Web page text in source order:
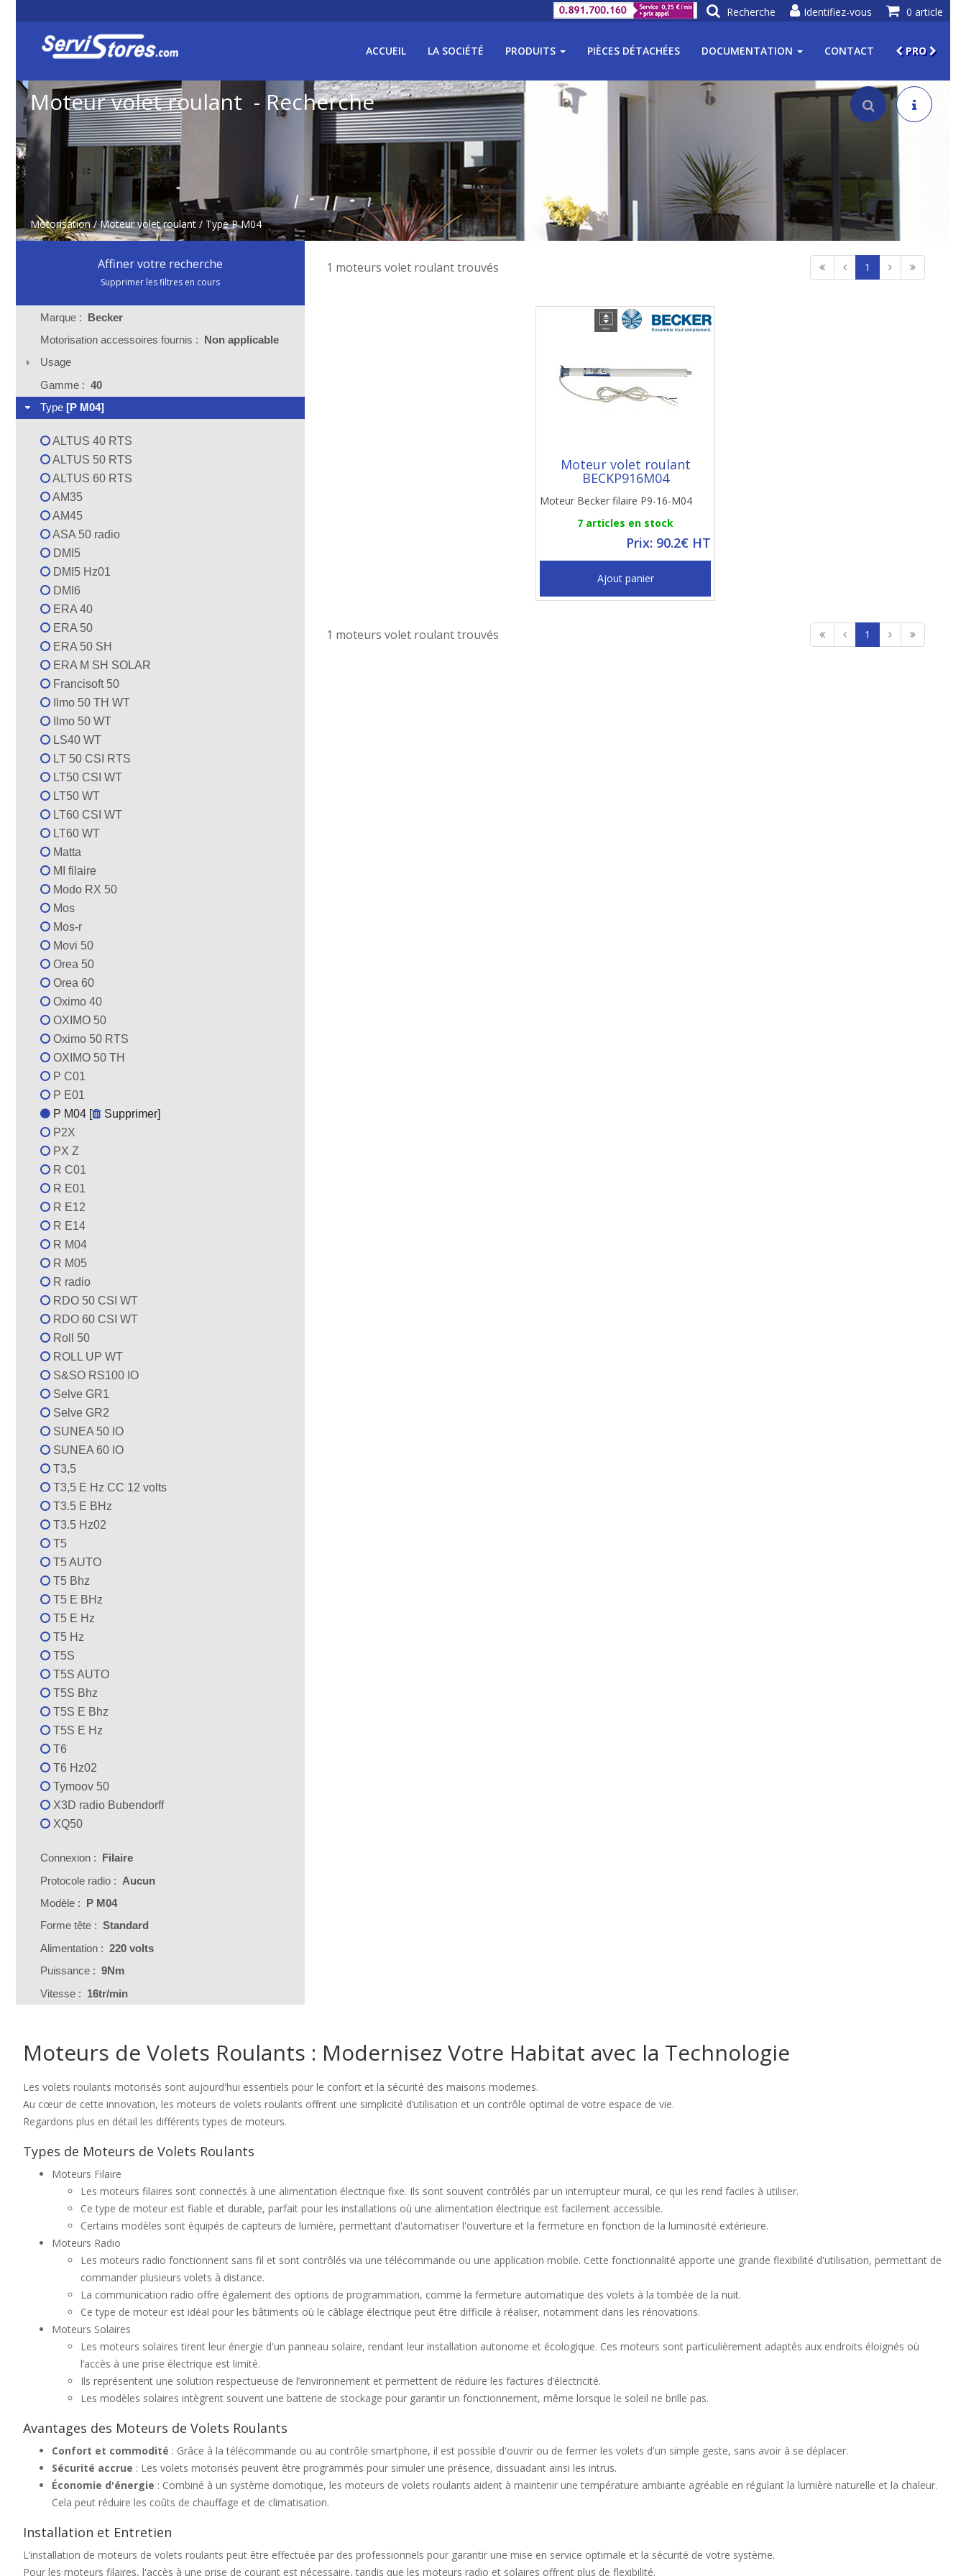
0 article
Identifiez-vous
Recherche
ACCUEIL LA SOCIÉTÉ PRODUITS PIÈCES DÉTACHÉES DOCUMENTATION CONTACT PRO
Moteur volet roulant - Recherche
Motorisation /Moteur volet roulant / Type P M04
Affiner votre recherche
Supprimer les filtres en cours
Marque : Becker
Motorisation accessoires fournis : Non applicable
Usage
Gamme : 40
Type [P M04]
ALTUS 40 RTS
ALTUS 50 RTS
ALTUS 60 RTS
AM35
AM45
ASA 50 radio
DMI5
DMI5 Hz01
DMI6
ERA 40
ERA 50
ERA 50 SH
ERA M SH SOLAR
Francisoft 50
Ilmo 50 TH WT
Ilmo 50 WT
LS40 WT
LT 50 CSI RTS
LT50 CSI WT
LT50 WT
LT60 CSI WT
LT60 WT
Matta
MI filaire
Modo RX 50
Mos
Mos-r
Movi 50
Orea 50
Orea 60
Oximo 40
OXIMO 50
Oximo 50 RTS
OXIMO 50 TH
P C01
P E01
P M04 [
Supprimer]
P2X
PX Z
R C01
R E01
R E12
R E14
R M04
R M05
R radio
RDO 50 CSI WT
RDO 60 CSI WT
Roll 50
ROLL UP WT
S&SO RS100 IO
Selve GR1
Selve GR2
SUNEA 50 IO
SUNEA 60 IO
T3,5
T3,5 E Hz CC 12 volts
T3.5 E BHz
T3.5 Hz02
T5
T5 AUTO
T5 Bhz
T5 E BHz
T5 E Hz
T5 Hz
T5S
T5S AUTO
T5S Bhz
T5S E Bhz
T5S E Hz
T6
T6 Hz02
Tymoov 50
X3D radio Bubendorff
XQ50
Connexion : Filaire
Protocole radio : Aucun
Modèle : P M04
Forme tête : Standard
Alimentation : 220 volts
Puissance : 9Nm
Vitesse : 16tr/min
1 moteurs volet roulant trouvés 1
Moteur volet roulant
BECKP916M04
Moteur Becker filaire P9-16-M04
7 articles en stock
Prix: 90.2€ HT
Ajout panier
1 moteurs volet roulant trouvés 1
Moteurs de Volets Roulants : Modernisez Votre Habitat avec la Technologie
Les volets roulants motorisés sont aujourd'hui essentiels pour le confort et la sécurité des maisons modernes.
Au cœur de cette innovation, les moteurs de volets roulants offrent une simplicité d’utilisation et un contrôle optimal de votre espace de vie.
Regardons plus en détail les différents types de moteurs.
Types de Moteurs de Volets Roulants
Moteurs Filaire
Les moteurs filaires sont connectés à une alimentation électrique fixe. Ils sont souvent contrôlés par un interrupteur mural, ce qui les rend faciles à utiliser.
Ce type de moteur est fiable et durable, parfait pour les installations où une alimentation électrique est facilement accessible.
Certains modèles sont équipés de capteurs de lumière, permettant d'automatiser l'ouverture et la fermeture en fonction de la luminosité extérieure.
Moteurs Radio
Les moteurs radio fonctionnent sans fil et sont contrôlés via une télécommande ou une application mobile. Cette fonctionnalité apporte une grande flexibilité d'utilisation, permettant de
commander plusieurs volets à distance.
La communication radio offre également des options de programmation, comme la fermeture automatique des volets à la tombée de la nuit.
Ce type de moteur est idéal pour les bâtiments où le câblage électrique peut être difficile à réaliser, notamment dans les rénovations.
Moteurs Solaires
Les moteurs solaires tirent leur énergie d'un panneau solaire, rendant leur installation autonome et écologique. Ces moteurs sont particulièrement adaptés aux endroits éloignés où
l’accès à une prise électrique est limité.
Ils représentent une solution respectueuse de l’environnement et permettent de réduire les factures d’électricité.
Les modèles solaires intègrent souvent une batterie de stockage pour garantir un fonctionnement, même lorsque le soleil ne brille pas.
Avantages des Moteurs de Volets Roulants
Confort et commodité : Grâce à la télécommande ou au contrôle smartphone, il est possible d'ouvrir ou de fermer les volets d'un simple geste, sans avoir à se déplacer.
Sécurité accrue : Les volets motorisés peuvent être programmés pour simuler une présence, dissuadant ainsi les intrus.
Économie d'énergie : Combiné à un système domotique, les moteurs de volets roulants aident à maintenir une température ambiante agréable en régulant la lumière naturelle et la chaleur.
Cela peut réduire les coûts de chauffage et de climatisation.
Installation et Entretien
L’installation de moteurs de volets roulants peut être effectuée par des professionnels pour garantir une mise en service optimale et la sécurité de votre système.
Pour les moteurs filaires, l'accès à une prise de courant est nécessaire, tandis que les moteurs radio et solaires offrent plus de flexibilité.